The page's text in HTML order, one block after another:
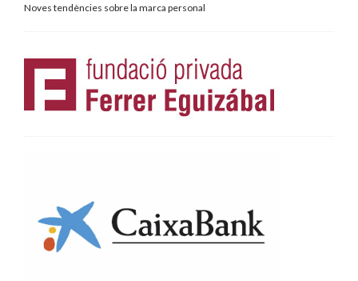
Noves tendències sobre la marca personal